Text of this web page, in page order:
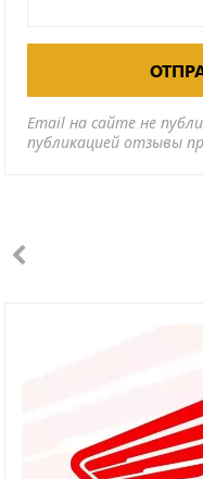
Email на сайте не
публикацией отзывы